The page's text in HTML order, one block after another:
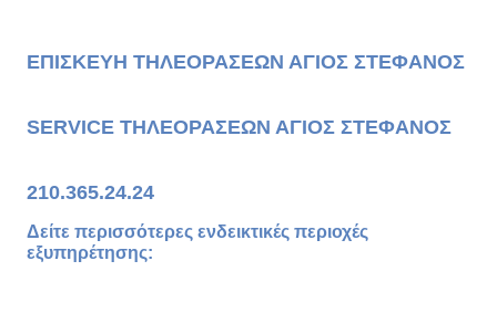
ΕΠΙΣΚΕΥΗ ΤΗΛΕΟΡΑΣΕΩΝ ΑΓΙΟΣ ΣΤΕΦΑΝΟΣ
SERVICE ΤΗΛΕΟΡΑΣΕΩΝ ΑΓΙΟΣ ΣΤΕΦΑΝΟΣ
210.365.24.24
Δείτε περισσότερες ενδεικτικές περιοχές
εξυπηρέτησης: